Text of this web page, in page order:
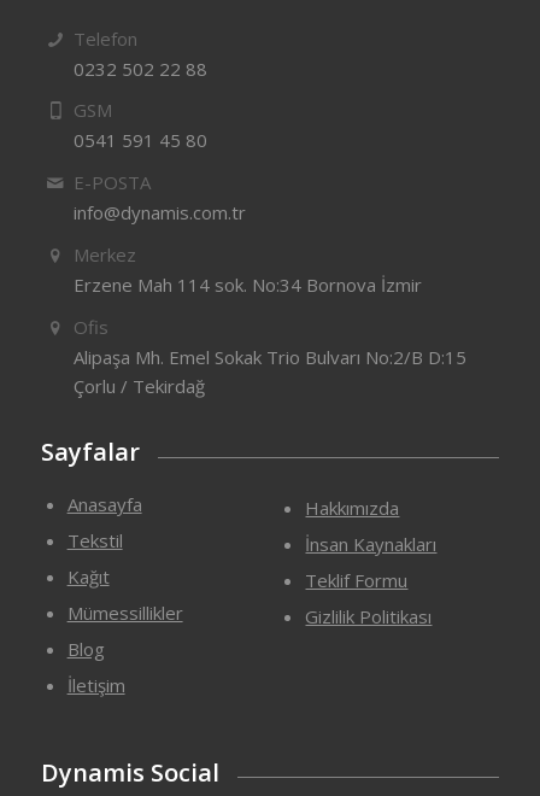
Telefon
0232 502 22 88
GSM
0541 591 45 80
E-POSTA
info@dynamis.com.tr
Merkez
Erzene Mah 114 sok. No:34 Bornova İzmir
Ofis
Alipaşa Mh. Emel Sokak Trio Bulvarı No:2/B D:15
Çorlu / Tekirdağ
Sayfalar
Anasayfa
Tekstil
Kağıt
Mümessillikler
Blog
İletişim
Hakkımızda
İnsan Kaynakları
Teklif Formu
Gizlilik Politikası
Dynamis Social